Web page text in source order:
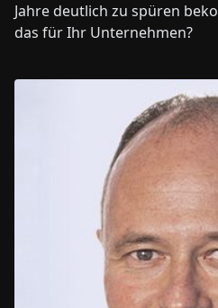
Jahre deutlich zu spüren
das für Ihr Unternehmen?